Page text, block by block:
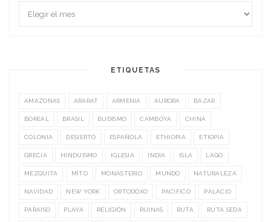
ETIQUETAS
AMAZONAS ARARAT ARMENIA AURORA BAZAR
BOREAL BRASIL BUDISMO CAMBOYA CHINA
COLONIA DESIERTO ESPAÑOLA ETHIOPIA ETIOPIA
GRECIA HINDUISMO IGLESIA INDIA ISLA LAGO
MEZQUITA MITO MONASTERIO MUNDO NATURALEZA
NAVIDAD NEW YORK ORTODOXO PACIFICO PALACIO
PARAISO PLAYA RELIGIÓN RUINAS RUTA RUTA SEDA